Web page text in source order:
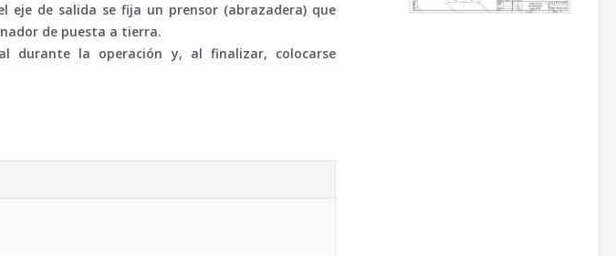
eje de salida se fija un prensor (abrazadera) que
de puesta a tierra.
durante la operación y, al finalizar, colocarse